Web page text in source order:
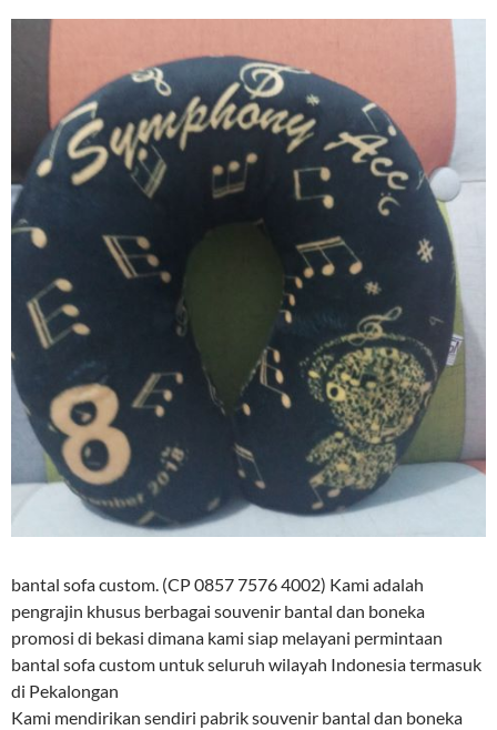
bantal sofa custom. (CP 0857 7576 4002) Kami adalah
pengrajin khusus berbagai souvenir bantal dan boneka
promosi di bekasi dimana kami siap melayani permintaan
bantal sofa custom untuk seluruh wilayah Indonesia termasuk
di Pekalongan
Kami mendirikan sendiri pabrik souvenir bantal dan boneka